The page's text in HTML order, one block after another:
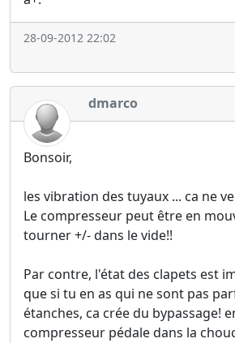
28-09-2012 22:02
dmarco
Bonsoir,
les vibration des tuyaux ... ca ne
Le compresseur peut être en
tourner +/- dans le vide!!
Par contre, l'état des clapets est
que si tu en as qui ne sont pas
étanches, ca crée du bypassage!
compresseur pédale dans la